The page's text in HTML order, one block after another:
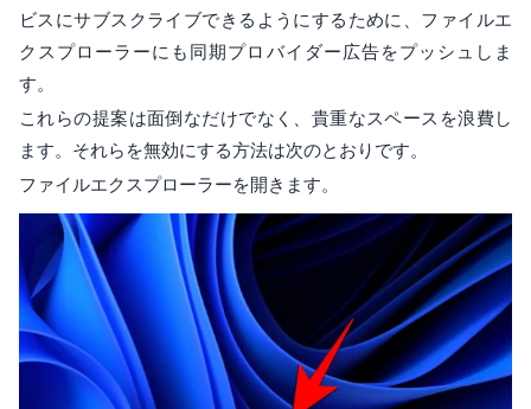
ビスにサブスクライブできるようにするために、ファイルエ
クスプローラーにも同期プロバイダー広告をプッシュしま
す。
これらの提案は面倒なだけでなく、貴重なスペースを浪費し
ます。それらを無効にする方法は次のとおりです。
ファイルエクスプローラーを開きます。